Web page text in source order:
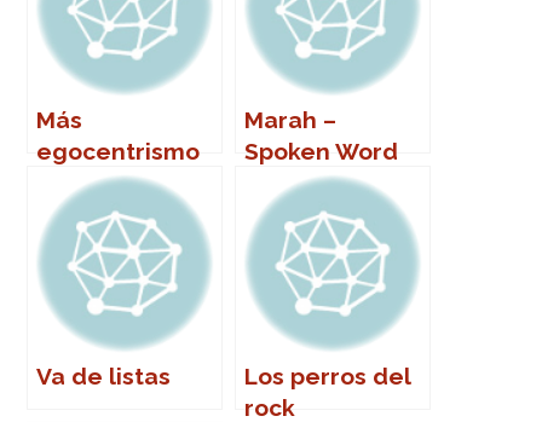
Más
egocentrismo
Marah –
Spoken Word
Va de listas
Los perros del
rock